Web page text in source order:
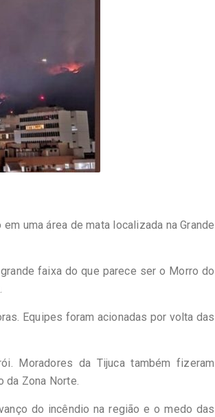
uma área de mata localizada na Grande
faixa do que parece ser o Morro do
Equipes foram acionadas por volta das
Moradores da Tijuca também fizeram
da Zona Norte.
do incêndio na região e o medo das